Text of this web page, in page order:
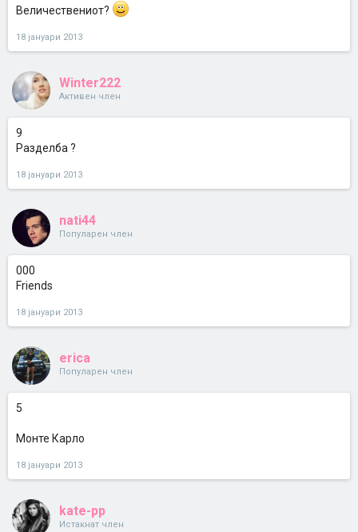
Величествениот?
18 јануари 2013
Winter222
Активен член
9
Разделба ?
18 јануари 2013
nati44
Популарен член
000
Friends
18 јануари 2013
erica
Популарен член
5
Монте Карло
18 јануари 2013
kate-pp
Истакнат член